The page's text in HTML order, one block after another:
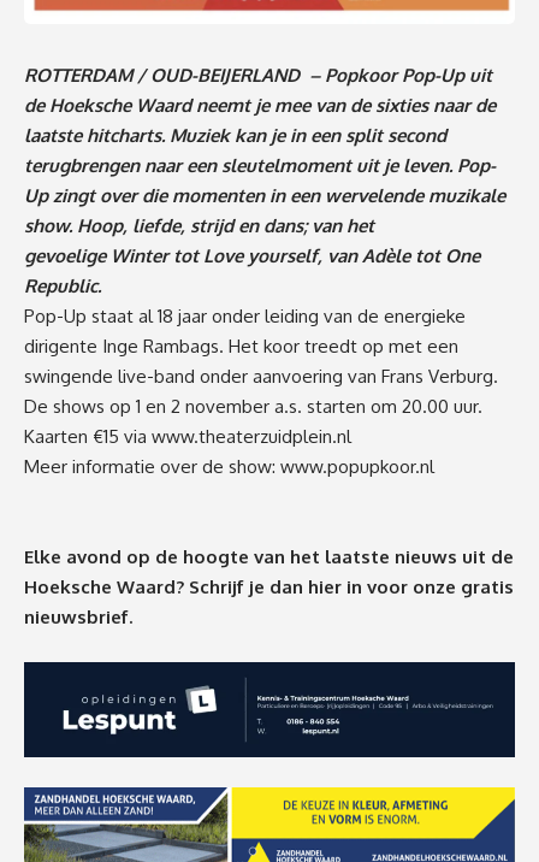
ROTTERDAM / OUD-BEIJERLAND – Popkoor Pop-Up uit
de Hoeksche Waard neemt je mee van de sixties naar de
laatste hitcharts. Muziek kan je in een split second
terugbrengen naar een sleutelmoment uit je leven. Pop-
Up zingt over die momenten in een wervelende muzikale
show. Hoop, liefde, strijd en dans; van het
gevoelige Winter tot Love yourself, van Adèle tot One
Republic.
Pop-Up staat al 18 jaar onder leiding van de energieke
dirigente Inge Rambags. Het koor treedt op met een
swingende live-band onder aanvoering van Frans Verburg.
De shows op 1 en 2 november a.s. starten om 20.00 uur.
Kaarten €15 via www.theaterzuidplein.nl
Meer informatie over de show: www.popupkoor.nl
Elke avond op de hoogte van het laatste nieuws uit de
Hoeksche Waard? Schrijf je dan hier in voor onze gratis
nieuwsbrief.